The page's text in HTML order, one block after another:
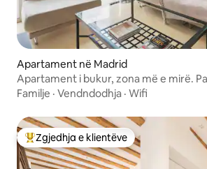
Apartament në Madrid
Apartament i bukur, zona më e mirë.
Familje · Vendndodhja · Wifi
Më të mirat e zgjedhjeve të klientëve
Zgjedhja e klientëve